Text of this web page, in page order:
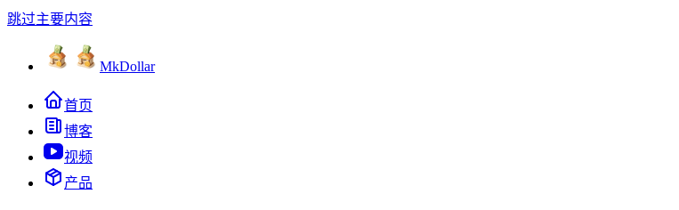
跳过主要内容
MkDollar
首页
博客
视频
产品